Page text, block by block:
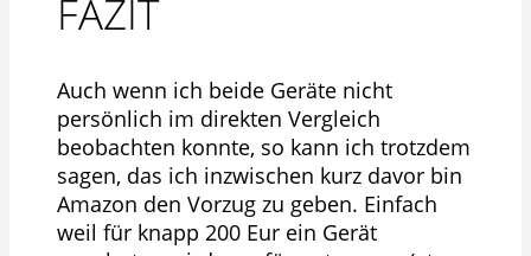
FAZIT
Auch wenn ich beide Geräte nicht
persönlich im direkten Vergleich
beobachten konnte, so kann ich trotzdem
sagen, das ich inzwischen kurz davor bin
Amazon den Vorzug zu geben. Einfach
weil für knapp 200 Eur ein Gerät